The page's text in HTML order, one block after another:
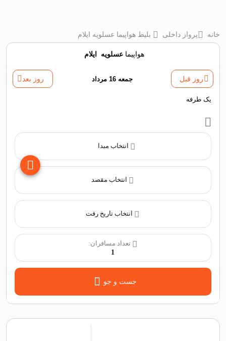
خانه پرواز داخلی بلیط هواپیما عسلویه ایلام
هواپیماعسلویه ایلام
روز قبل جمعه 16 مرداد روز بعد
یک طرفه
انتخاب مبدا
انتخاب مقصد
تعداد مسافران:
1
جست و جو